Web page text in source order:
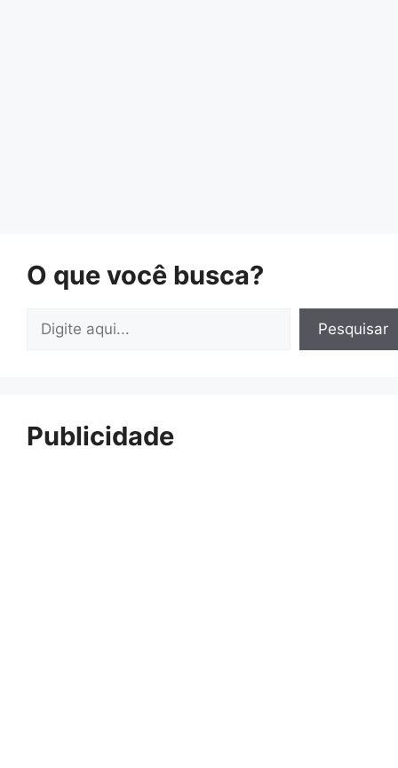
O que você busca?
Pesquisar
Publicidade